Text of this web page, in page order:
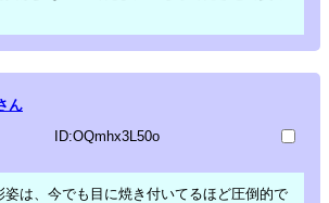
ん
ID:OQmhx3L50o
姿は、今でも目に焼き付いてるほど圧倒的で